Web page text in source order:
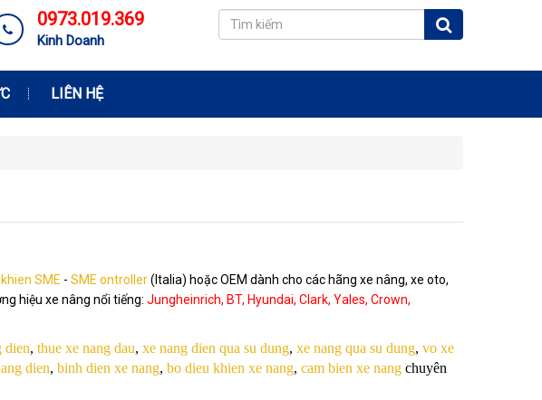
0973.019.369
Kinh Doanh
LIÊN HỆ
SME - SME ontroller(Italia) hoặc OEM dành cho các hãng xe nâng, xe oto,
hiệu xe nâng nổi tiếng: Jungheinrich, BT, Hyundai, Clark, Yales, Crown,
dien, thue xe nang dau, xe nang dien qua su dung, xe nang qua su dung, vo xe
dien, binh dien xe nang, bo dieu khien xe nang, cam bien xe nang chuyên